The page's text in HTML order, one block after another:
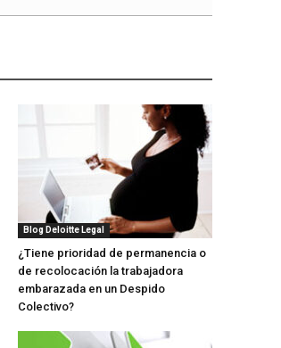
Blog Deloitte Legal
¿Tiene prioridad de permanencia o
de recolocación la trabajadora
embarazada en un Despido
Colectivo?